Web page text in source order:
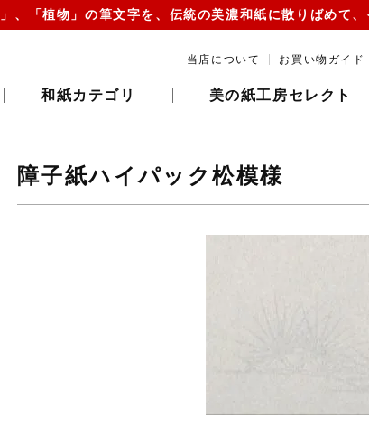
」、「植物」の筆文字を、伝統の美濃和紙に散りばめて
当店について お買い物ガイド
和紙カテゴリ 美の紙工房セレクト
障子紙ハイパック松模様